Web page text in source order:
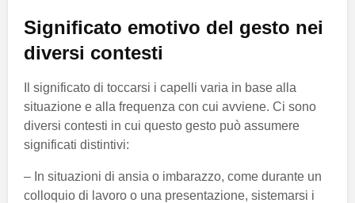
Significato emotivo del gesto nei
diversi contesti
Il significato di toccarsi i capelli varia in base alla
situazione e alla frequenza con cui avviene. Ci sono
diversi contesti in cui questo gesto può assumere
significati distintivi:
– In situazioni di ansia o imbarazzo, come durante un
colloquio di lavoro o una presentazione, sistemarsi i